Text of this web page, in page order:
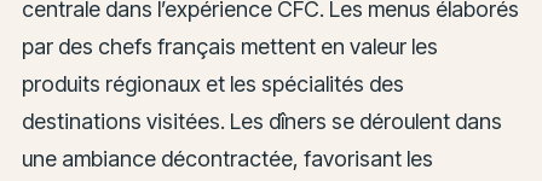
centrale dans l’expérience CFC. Les menus élaborés
par des chefs français mettent en valeur les
produits régionaux et les spécialités des
destinations visitées. Les dîners se déroulent dans
une ambiance décontractée, favorisant les